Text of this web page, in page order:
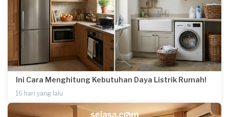
Ini Cara Menghitung Kebutuhan Daya Listrik Rumah!
16 hari yang lalu